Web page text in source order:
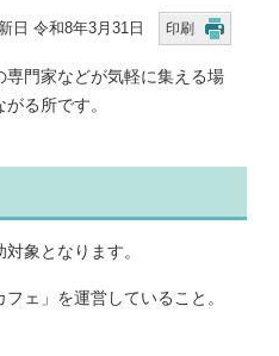
令和8年3月31日 印刷
門家などが気軽に集える場
る所です。
象となります。
ェ」を運営していること。